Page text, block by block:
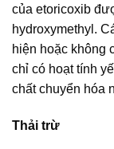
của etoricoxib
hydroxymethyl.
hiện hoặc không
chỉ có hoạt tính
chất chuyển hóa
Thải trừ